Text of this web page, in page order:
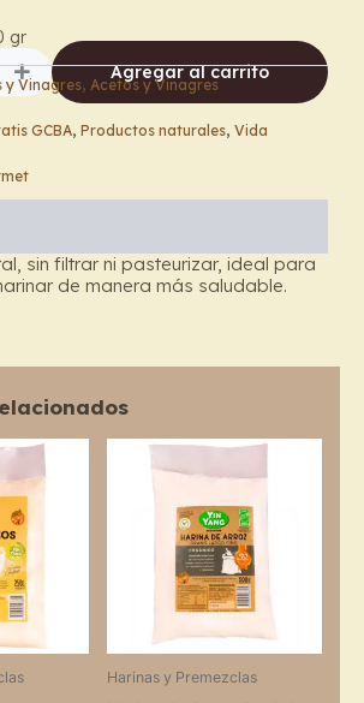
gr
Agregar al carrito
y Vinagres, Acetos y Vinagres
GCBA, Productos naturales, Vida
sin filtrar ni pasteurizar, ideal para
de manera más saludable.
Harinas y Premezclas